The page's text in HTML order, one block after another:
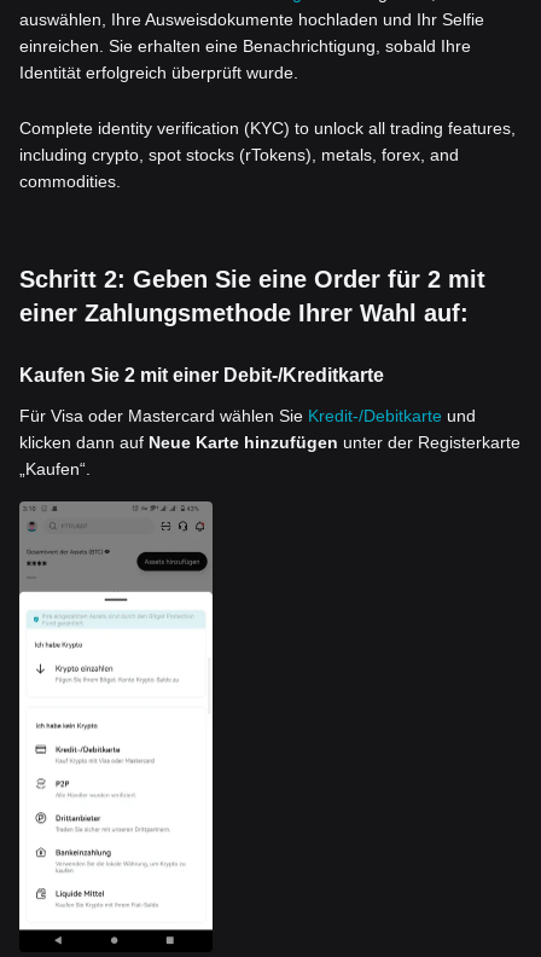
auswählen, Ihre Ausweisdokumente hochladen und Ihr Selfie
einreichen. Sie erhalten eine Benachrichtigung, sobald Ihre
Identität erfolgreich überprüft wurde.
Complete identity verification (KYC) to unlock all trading features,
including crypto, spot stocks (rTokens), metals, forex, and
commodities.
Schritt 2: Geben Sie eine Order für 2 mit
einer Zahlungsmethode Ihrer Wahl auf:
Kaufen Sie 2 mit einer Debit-/Kreditkarte
Für Visa oder Mastercard wählen Sie Kredit-/Debitkarte und
klicken dann auf Neue Karte hinzufügen unter der Registerkarte
„Kaufen“.